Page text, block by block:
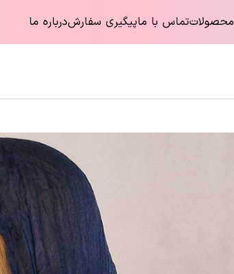
محصولاتتماس با ماپیگیری سفارشدرباره ما